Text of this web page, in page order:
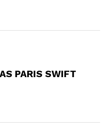
PARIS SWIFT